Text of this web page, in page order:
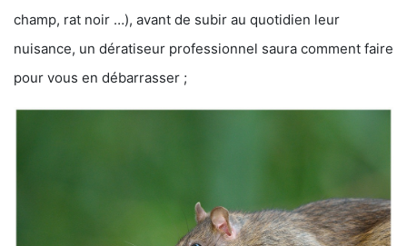
champ, rat noir …), avant de subir au quotidien leur
nuisance, un dératiseur professionnel saura comment faire
pour vous en débarrasser ;